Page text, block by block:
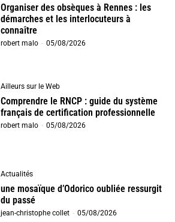
Organiser des obsèques à Rennes : les
démarches et les interlocuteurs à
connaître
robert malo - 05/08/2026
Ailleurs sur le Web
Comprendre le RNCP : guide du système
français de certification professionnelle
robert malo - 05/08/2026
Actualités
une mosaïque d’Odorico oubliée ressurgit
du passé
jean-christophe collet - 05/08/2026